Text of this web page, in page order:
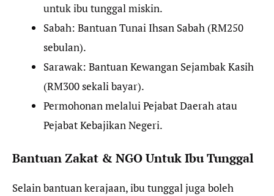
untuk ibu tunggal miskin.
Sabah: Bantuan Tunai Ihsan Sabah (RM250
sebulan).
Sarawak: Bantuan Kewangan Sejambak Kasih
(RM300 sekali bayar).
Permohonan melalui Pejabat Daerah atau
Pejabat Kebajikan Negeri.
Bantuan Zakat & NGO Untuk Ibu Tunggal
Selain bantuan kerajaan, ibu tunggal juga boleh